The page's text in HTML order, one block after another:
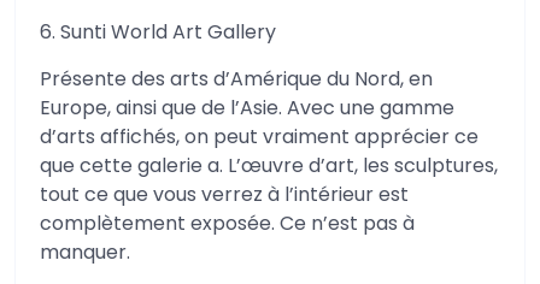
6. Sunti World Art Gallery
Présente des arts d’Amérique du Nord, en
Europe, ainsi que de l’Asie. Avec une gamme
d’arts affichés, on peut vraiment apprécier ce
que cette galerie a. L’œuvre d’art, les sculptures,
tout ce que vous verrez à l’intérieur est
complètement exposée. Ce n’est pas à
manquer.